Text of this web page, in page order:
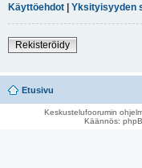
Käyttöehdot | Yksityisyyden
Rekisteröidy
Etusivu
Keskustelufoorumin
Käännös: